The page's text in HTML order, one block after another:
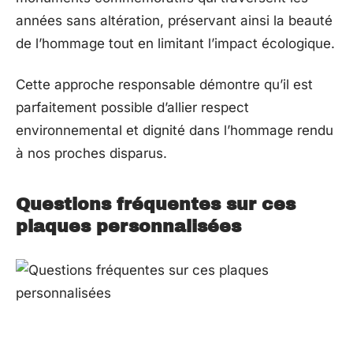
années sans altération, préservant ainsi la beauté
de l’hommage tout en limitant l’impact écologique.
Cette approche responsable démontre qu’il est
parfaitement possible d’allier respect
environnemental et dignité dans l’hommage rendu
à nos proches disparus.
Questions fréquentes sur ces
plaques personnalisées